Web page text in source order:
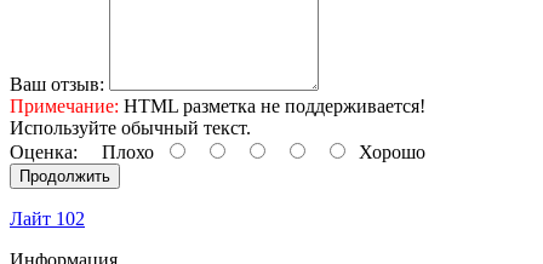
Ваш отзыв:
Примечание: HTML разметка не поддерживается!
Используйте обычный текст.
Оценка: Плохо Хорошо
Продолжить
Лайт 102
Информация